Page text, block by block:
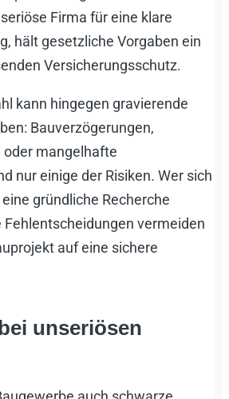
Firma für eine klare
hält gesetzliche Vorgaben ein
Versicherungsschutz.
kann hingegen gravierende
Bauverzögerungen,
mangelhafte
nur einige der Risiken. Wer sich
gründliche Recherche
vermeiden
auf eine sichere
unseriösen